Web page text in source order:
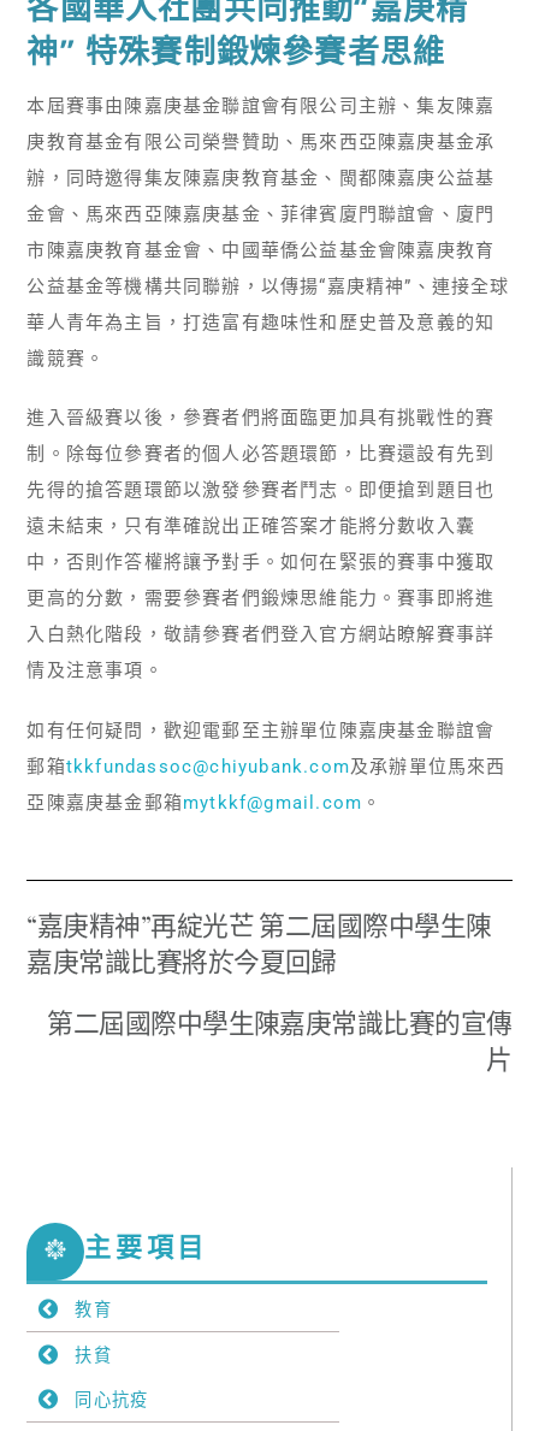
神” 特殊賽制鍛煉參賽者思維
本屆賽事由陳嘉庚基金聯誼會有限公司主辦、集友陳嘉
庚教育基金有限公司榮譽贊助、馬來西亞陳嘉庚基金承
辦，同時邀得集友陳嘉庚教育基金、閩都陳嘉庚公益基
金會、馬來西亞陳嘉庚基金、菲律賓廈門聯誼會、廈門
市陳嘉庚教育基金會、中國華僑公益基金會陳嘉庚教育
公益基金等機構共同聯辦，以傳揚“嘉庚精神”、連接全球
華人青年為主旨，打造富有趣味性和歷史普及意義的知
識競賽。
進入晉級賽以後，參賽者們將面臨更加具有挑戰性的賽
制。除每位參賽者的個人必答題環節，比賽還設有先到
先得的搶答題環節以激發參賽者鬥志。即便搶到題目也
遠未結束，只有準確說出正確答案才能將分數收入囊
中，否則作答權將讓予對手。如何在緊張的賽事中獲取
更高的分數，需要參賽者們鍛煉思維能力。賽事即將進
入白熱化階段，敬請參賽者們登入官方網站瞭解賽事詳
情及注意事項。
如有任何疑問，歡迎電郵至主辦單位陳嘉庚基金聯誼會
郵箱tkkfundassoc@chiyubank.com及承辦單位馬來西
亞陳嘉庚基金郵箱mytkkf@gmail.com 。
“嘉庚精神”再綻光芒 第二屆國際中學生陳
嘉庚常識比賽將於今夏回歸
第二屆國際中學生陳嘉庚常識比賽的宣傳
片
主要項目
教育
扶貧
同心抗疫